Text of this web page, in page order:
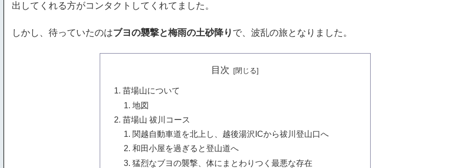
出してくれる方がコンタクトしてくれてました。
しかし、待っていたのはブヨの襲撃と梅雨の土砂降り で、波乱の旅となりました。
目次
苗場山について
地図
苗場山 祓川コース
関越自動車道を北上し、越後湯沢ICから祓川登山口へ
和田小屋を過ぎると登山道へ
猛烈なブヨの襲撃、体にまとわりつく最悪な存在